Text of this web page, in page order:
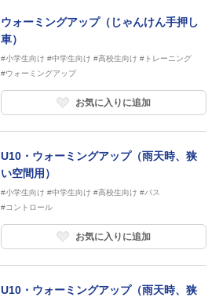
ウォーミングアップ（じゃんけん手押し
車）
#小学生向け #中学生向け #高校生向け #トレーニング
#ウォーミングアップ
お気に入りに追加
U10・ウォーミングアップ（雨天時、狭
い空間用）
#小学生向け #中学生向け #高校生向け #パス
#コントロール
お気に入りに追加
U10・ウォーミングアップ（雨天時、狭